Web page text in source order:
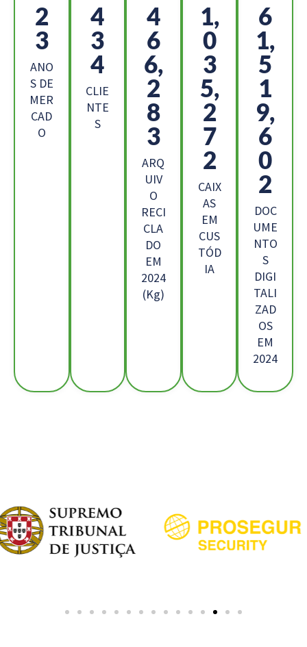
2
5
ANO
S DE
MER
CAD
O
4
8
8
CLIE
NTE
S
5
2
4,
6
9
0
ARQ
UIV
O
RECI
CLA
DO
EM
2024
(Kg)
1,
1
6
4,
9
5
1
CAIX
AS
EM
CUS
TÓD
IA
6
9,
2
2
5,
6
1
4
DOC
UME
NTO
S
DIGI
TALI
ZAD
OS
EM
2024